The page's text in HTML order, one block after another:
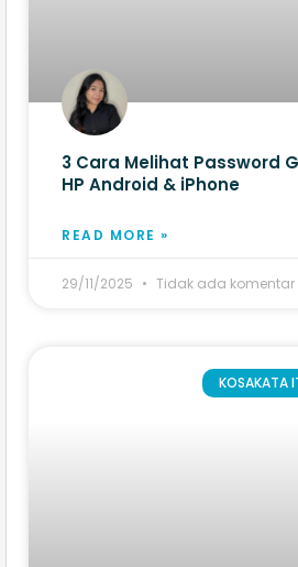
3 Cara Melihat Password
HP Android & iPhone
READ MORE »
29/11/2025 Tidak ada komentar
KOSAKATA